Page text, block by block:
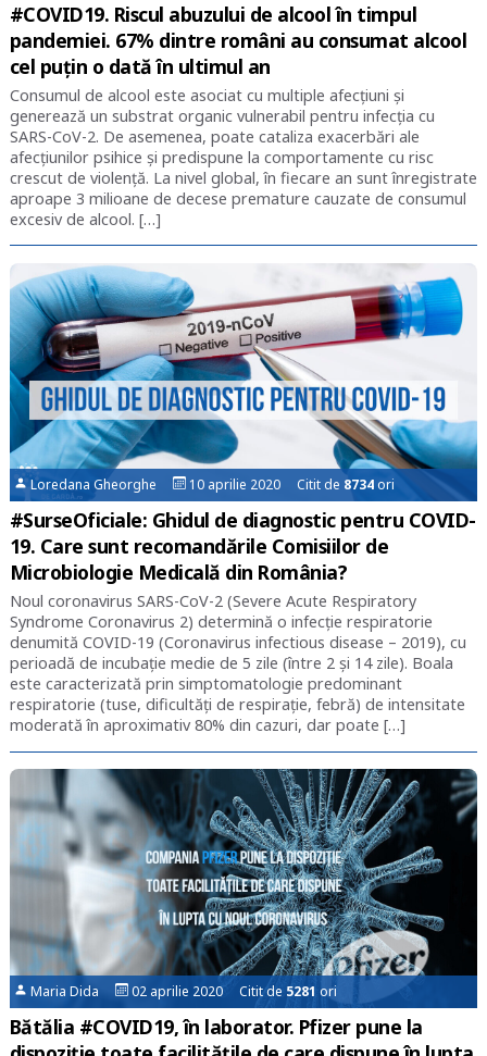
#COVID19. Riscul abuzului de alcool în timpul
pandemiei. 67% dintre români au consumat alcool
cel puțin o dată în ultimul an
Consumul de alcool este asociat cu multiple afecțiuni și
generează un substrat organic vulnerabil pentru infecția cu
SARS-CoV-2. De asemenea, poate cataliza exacerbări ale
afecțiunilor psihice și predispune la comportamente cu risc
crescut de violență. La nivel global, în fiecare an sunt înregistrate
aproape 3 milioane de decese premature cauzate de consumul
excesiv de alcool. […]
Loredana Gheorghe 10 aprilie 2020 Citit de 8734ori
#SurseOficiale: Ghidul de diagnostic pentru COVID-
19. Care sunt recomandările Comisiilor de
Microbiologie Medicală din România?
Noul coronavirus SARS-CoV-2 (Severe Acute Respiratory
Syndrome Coronavirus 2) determină o infecție respiratorie
denumită COVID-19 (Coronavirus infectious disease – 2019), cu
perioadă de incubație medie de 5 zile (între 2 și 14 zile). Boala
este caracterizată prin simptomatologie predominant
respiratorie (tuse, dificultăți de respirație, febră) de intensitate
moderată în aproximativ 80% din cazuri, dar poate […]
Maria Dida 02 aprilie 2020 Citit de 5281 ori
Bătălia #COVID19, în laborator. Pfizer pune la